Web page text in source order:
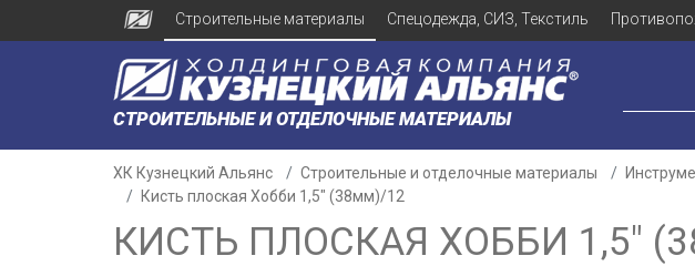
Строительные материалы Спецодежда, СИЗ, Текстиль
СТРОИТЕЛЬНЫЕ И ОТДЕЛОЧНЫЕ МАТЕРИАЛЫ
ХК Кузнецкий Альянс Строительные и отделочные материалы
Кисть плоская Хобби 1,5" (38мм)/12
КИСТЬ ПЛОСКАЯ ХОББИ 1,5"